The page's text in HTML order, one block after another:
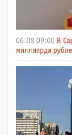
06.08 09:00 В
миллиарда